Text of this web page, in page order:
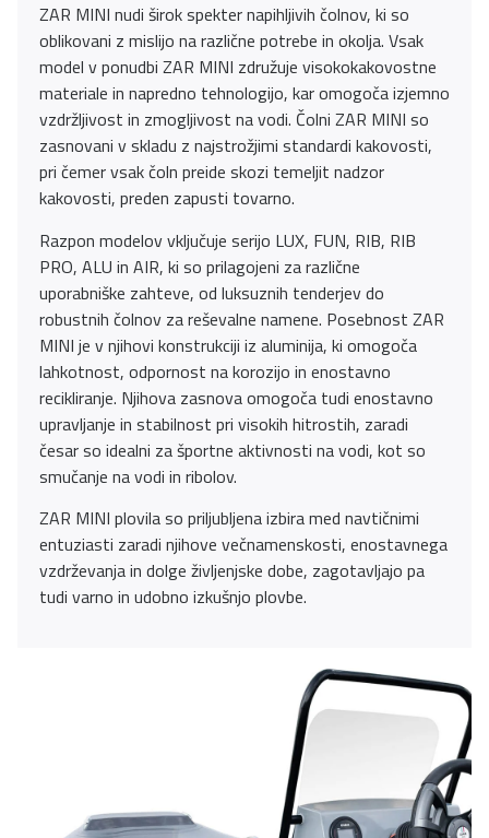
ZAR MINI nudi širok spekter napihljivih čolnov, ki so
oblikovani z mislijo na različne potrebe in okolja. Vsak
model v ponudbi ZAR MINI združuje visokokakovostne
materiale in napredno tehnologijo, kar omogoča izjemno
vzdržljivost in zmogljivost na vodi. Čolni ZAR MINI so
zasnovani v skladu z najstrožjimi standardi kakovosti,
pri čemer vsak čoln preide skozi temeljit nadzor
kakovosti, preden zapusti tovarno.
Razpon modelov vključuje serijo LUX, FUN, RIB, RIB
PRO, ALU in AIR, ki so prilagojeni za različne
uporabniške zahteve, od luksuznih tenderjev do
robustnih čolnov za reševalne namene. Posebnost ZAR
MINI je v njihovi konstrukciji iz aluminija, ki omogoča
lahkotnost, odpornost na korozijo in enostavno
recikliranje. Njihova zasnova omogoča tudi enostavno
upravljanje in stabilnost pri visokih hitrostih, zaradi
česar so idealni za športne aktivnosti na vodi, kot so
smučanje na vodi in ribolov.
ZAR MINI plovila so priljubljena izbira med navtičnimi
entuziasti zaradi njihove večnamenskosti, enostavnega
vzdrževanja in dolge življenjske dobe, zagotavljajo pa
tudi varno in udobno izkušnjo plovbe.